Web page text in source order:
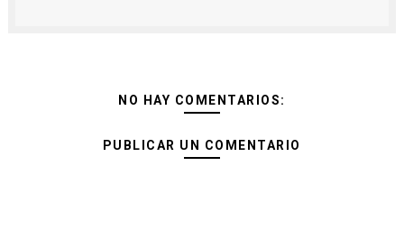
NO HAY COMENTARIOS:
PUBLICAR UN COMENTARIO